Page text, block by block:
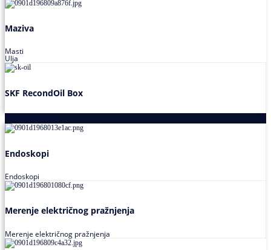
Maziva
Masti
Ulja
SKF RecondOil Box
Endoskopi
Endoskopi
Merenje električnog pražnjenja
Merenje električnog pražnjenja